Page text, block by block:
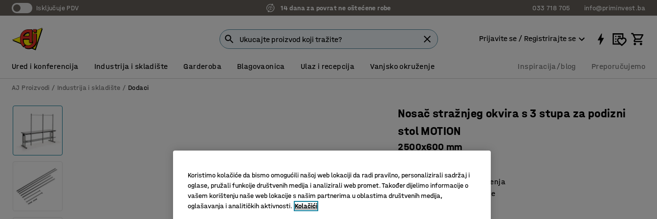
Isključuje PDV 14 dana za povrat ne oštećene robe
7 godina garancije
033 718 705 info@priminvest.ba
Prijavite se / Registrirajte se
Ured i konferencija Industrija i skladište Garderoba Blagovaonica Ulaz i recepcija Vanjsko okruženje Inspiracija/blog Preporučujemo
AJ Proizvodi Industrija i skladište Dodaci
Nosač stražnjeg okvira s 3 stupa za podizni
stol MOTION
2500x600 mm
Veliki kapacitet skladištenja
Višenamjensko korištenje
Koristimo kolačiće da bismo omogućili našoj web lokaciji da radi pravilno, personalizirali sadržaj i
oglase, pružali funkcije društvenih medija i analizirali web promet. Također dijelimo informacije o
vašem korištenju naše web lokacije s našim partnerima u oblastima društvenih medija,
oglašavanja i analitičkih aktivnosti. Kolačići